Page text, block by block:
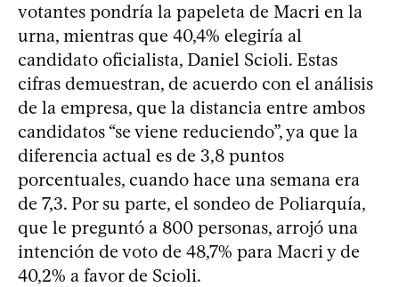
votantes pondría la papeleta de Macri en la
urna, mientras que 40,4% elegiría al
candidato oficialista, Daniel Scioli. Estas
cifras demuestran, de acuerdo con el análisis
de la empresa, que la distancia entre ambos
candidatos “se viene reduciendo”, ya que la
diferencia actual es de 3,8 puntos
porcentuales, cuando hace una semana era
de 7,3. Por su parte, el sondeo de Poliarquía,
que le preguntó a 800 personas, arrojó una
intención de voto de 48,7% para Macri y de
40,2% a favor de Scioli.